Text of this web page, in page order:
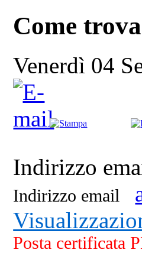
Come
Venerdì 04
Indirizzo
Indirizzo email
Posta certificata